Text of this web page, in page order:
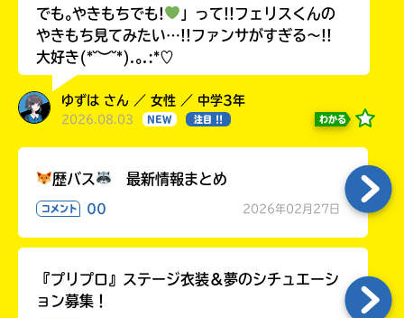
でも｡やきもちでも!
」って!!フェリスくんの
やきもち見てみたい…!!ファンサがすぎる〜!!
大好き(*˘︶˘*).｡.:*♡
ゆずは さん ／ 女性 ／ 中学3年
2026.08.03 NEW 注目 !! わかる
歴バス 最新情報まとめ
コメント 00 2026年02月27日
『プリプロ』ステージ衣装＆夢のシチュエーシ
ョン募集！